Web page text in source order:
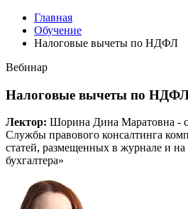
Главная
Обучение
Налоговые вычеты по НДФЛ
Вебинар
Налоговые вычеты по
Лектор: Шорина Дина Маратовна -
Службы правового консалтинга
статей, размещенных в журнале и на
бухгалтера»